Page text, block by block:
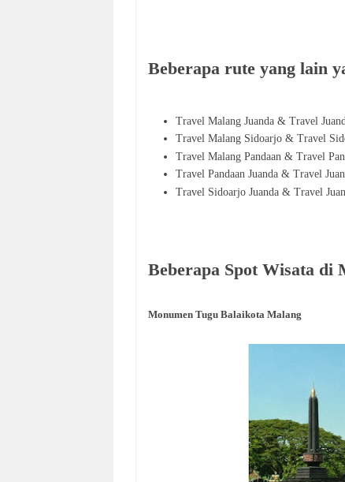
Beberapa rute yang lain
Travel Malang Juanda & Travel
Travel Malang Sidoarjo & Travel
Travel Malang Pandaan & Travel
Travel Pandaan Juanda & Travel
Travel Sidoarjo Juanda & Travel
Beberapa Spot Wisata di
Monumen Tugu Balaikota Malang